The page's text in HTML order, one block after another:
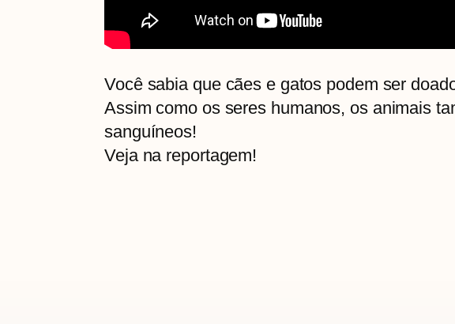
Você sabia que cães e gatos podem ser
Assim como os seres humanos, os animais
sanguíneos!
Veja na reportagem!